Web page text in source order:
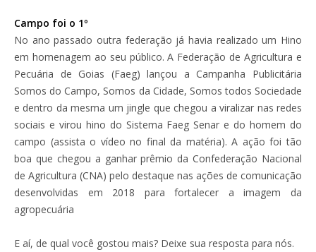
Campo foi o 1º
No ano passado outra federação já havia realizado um Hino
em homenagem ao seu público. A Federação de Agricultura e
Pecuária de Goias (Faeg) lançou a Campanha Publicitária
Somos do Campo, Somos da Cidade, Somos todos Sociedade
e dentro da mesma um jingle que chegou a viralizar nas redes
sociais e virou hino do Sistema Faeg Senar e do homem do
campo (assista o vídeo no final da matéria). A ação foi tão
boa que chegou a ganhar prêmio da Confederação Nacional
de Agricultura (CNA) pelo destaque nas ações de comunicação
desenvolvidas em 2018 para fortalecer a imagem da
agropecuária
E aí, de qual você gostou mais? Deixe sua resposta para nós.